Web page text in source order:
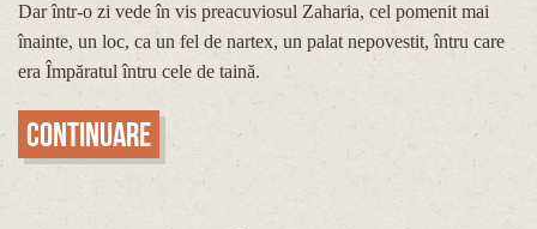
Dar într-o zi vede în vis preacuviosul Zaharia, cel pomenit mai
înainte, un loc, ca un fel de nartex, un palat nepovestit, întru care
era Împăratul întru cele de taină.
Continuare